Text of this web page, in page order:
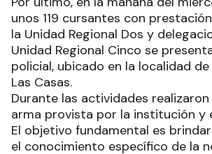
unos 119 cursantes con
la Unidad Regional Dos y
Unidad Regional Cinco se
policial, ubicado en la localidad
Las Casas.
Durante las actividades
arma provista por la institución y
El objetivo fundamental es
el conocimiento específico de la